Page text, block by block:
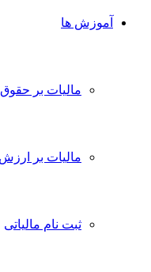
آموزش ها
مالیات بر حقوق
مالیات بر
ثبت نام مالیاتی